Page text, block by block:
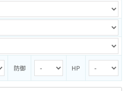
防御 HP